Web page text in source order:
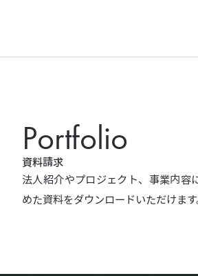
Portfolio
資料請求
法人紹介やプロジェクト、事業内容
めた資料をダウンロードいただけます